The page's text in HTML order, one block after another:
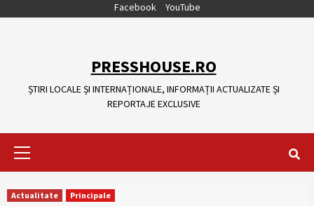
Facebook YouTube
PRESSHOUSE.RO
ȘTIRI LOCALE ȘI INTERNAȚIONALE, INFORMAȚII ACTUALIZATE ȘI
REPORTAJE EXCLUSIVE
Actualitate Principale